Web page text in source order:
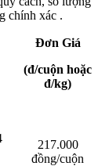
chính xác .
Đơn Giá
(đ/cuộn hoặc
đ/kg)
217.000
đồng/cuộn